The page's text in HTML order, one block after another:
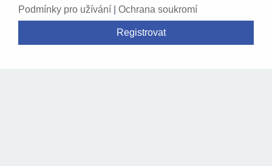
Podmínky pro užívání Ochrana soukromí
Registrovat